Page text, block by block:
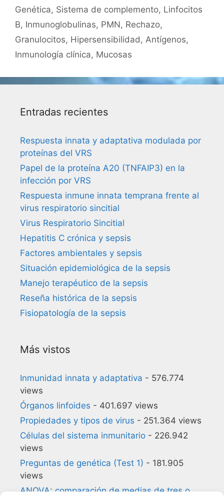
Genética, Sistema de complemento, Linfocitos
B, Inmunoglobulinas, PMN, Rechazo,
Granulocitos, Hipersensibilidad, Antígenos,
Inmunología clínica, Mucosas
Entradas recientes
Respuesta innata y adaptativa modulada por
proteínas del VRS
Papel de la proteína A20 (TNFAIP3) en la
infección por VRS
Respuesta inmune innata temprana frente al
virus respiratorio sincitial
Virus Respiratorio Sincitial
Hepatitis C crónica y sepsis
Factores ambientales y sepsis
Situación epidemiológica de la sepsis
Manejo terapéutico de la sepsis
Reseña histórica de la sepsis
Fisiopatología de la sepsis
Más vistos
Inmunidad innata y adaptativa - 576.774
views
Órganos linfoides - 401.697 views
Propiedades y tipos de virus - 251.364 views
Células del sistema inmunitario - 226.942
views
Preguntas de genética (Test 1) - 181.905
views
ANOVA: comparación de medias de tres o